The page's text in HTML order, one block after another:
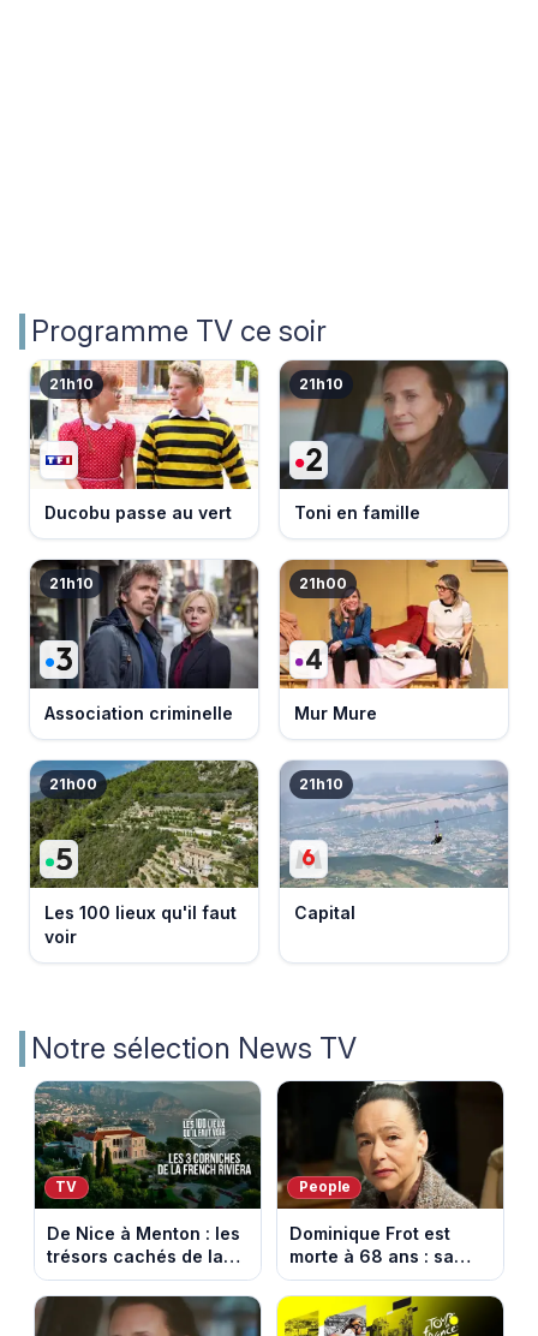
Programme TV ce soir
21h10
Ducobu passe au vert
21h10
Toni en famille
21h10
Association criminelle
21h00
Mur Mure
21h00
Les 100 lieux qu'il faut
voir
21h10
Capital
Notre sélection News TV
TV
De Nice à Menton : les
trésors cachés de la
French Riviera dévoilés
dans les 100 lieux qu'il
faut voir
People
Dominique Frot est
morte à 68 ans : sa
sœur Catherine Frot
annonce la triste
nouvelle